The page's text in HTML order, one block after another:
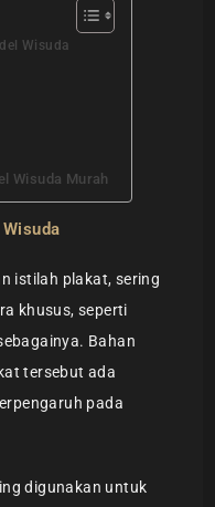
Wisuda
Wisuda Murah
istilah plakat, sering
khusus, seperti
Bahan
tersebut ada
pada
digunakan untuk